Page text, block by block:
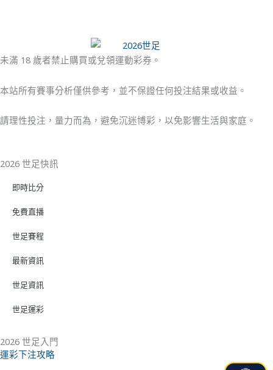
未滿 18 歲者禁止購買或兌領運動彩券。
本站所有賽事分析僅供參考，並不保證任何投注結果或收益。
請理性投注，量力而為，避免沉迷博彩，以免影響生活與家庭。
2026 世足快訊
即時比分
免費直播
世足賽程
最新資訊
世足資訊
世足運彩
2026 世足入門
運彩下注攻略